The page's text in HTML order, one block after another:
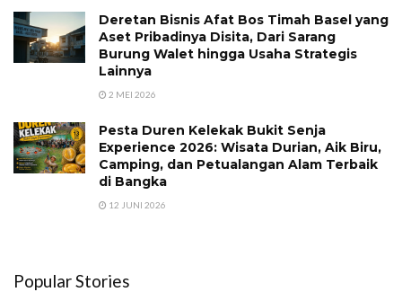
Deretan Bisnis Afat Bos Timah Basel yang
Aset Pribadinya Disita, Dari Sarang
Burung Walet hingga Usaha Strategis
Lainnya
2 MEI 2026
Pesta Duren Kelekak Bukit Senja
Experience 2026: Wisata Durian, Aik Biru,
Camping, dan Petualangan Alam Terbaik
di Bangka
12 JUNI 2026
Popular Stories